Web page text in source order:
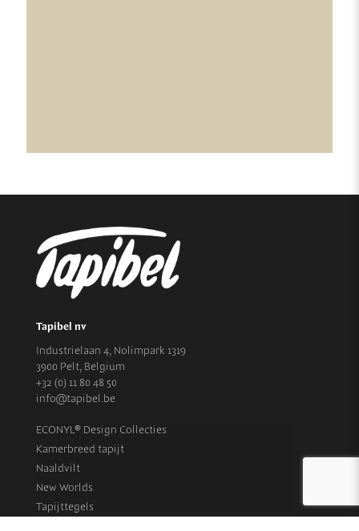
Tapibel nv
Industrielaan 4, Nolimpark 1319
3900 Pelt, Belgium
+32 (0) 11 80 48 50
info@tapibel.be
ECONYL® Design Collecties
Kamerbreed tapijt
Naaldvilt
New Worlds
Tapijttegels